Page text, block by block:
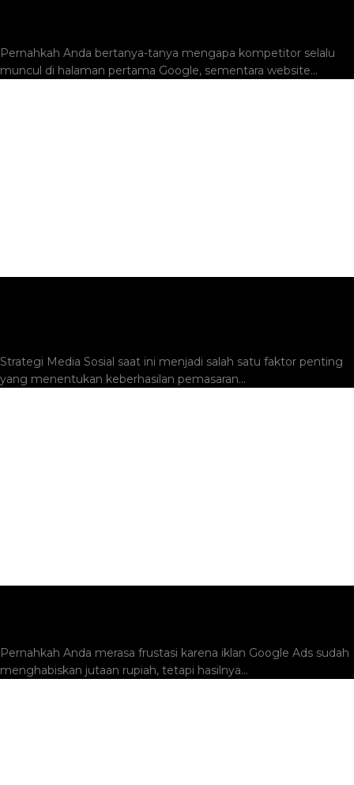
Pernahkah Anda bertanya-tanya mengapa kompetitor selalu
muncul di halaman pertama Google, sementara website...
Strategi Media Sosial saat ini menjadi salah satu faktor penting
yang menentukan keberhasilan pemasaran...
Pernahkah Anda merasa frustasi karena iklan Google Ads sudah
menghabiskan jutaan rupiah, tetapi hasilnya...